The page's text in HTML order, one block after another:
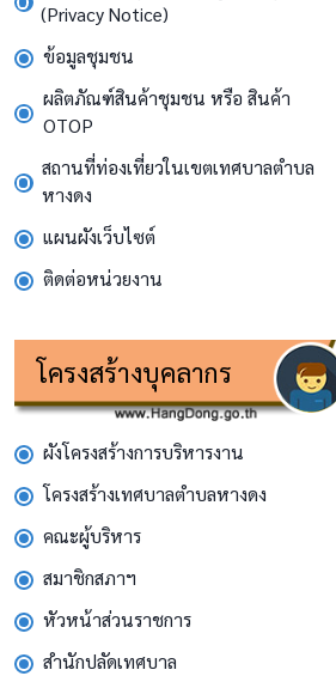
(Privacy Notice)
ข้อมูลชุมชน
ผลิตภัณฑ์สินค้าชุมชน หรือ สินค้า
OTOP
สถานที่ท่องเที่ยวในเขตเทศบาลตำบล
หางดง
แผนผังเว็บไซต์
ติดต่อหน่วยงาน
โครงสร้างบุคลากร
ผังโครงสร้างการบริหารงาน
โครงสร้างเทศบาลตำบลหางดง
คณะผู้บริหาร
สมาชิกสภาฯ
หัวหน้าส่วนราชการ
สํานักปลัดเทศบาล